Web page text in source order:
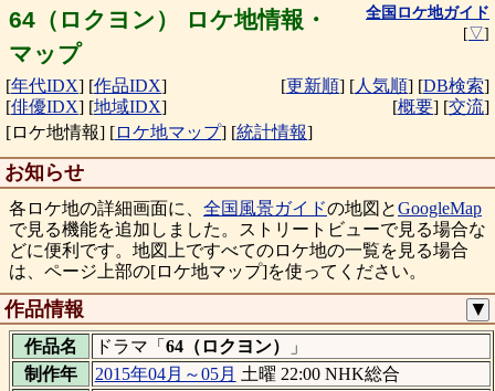
64（ロクヨン） ロケ地情報・
マップ
全国ロケ地ガイド
[▽]
[年代IDX] [作品IDX]
[俳優IDX] [地域IDX]
[更新順] [人気順] [DB検索]
[概要] [交流]
[ロケ地情報] [ロケ地マップ] [統計情報]
お知らせ
各ロケ地の詳細画面に、 全国風景ガイドの地図とGoogleMap
で見る機能を追加しました。ストリートビューで見る場合な
どに便利です。地図上ですべてのロケ地の一覧を見る場合
は、ページ上部の[ロケ地マップ]を使ってください。
作品情報 ▼
作品名 ドラマ「 64（ロクヨン）
」
制作年
2015年04月～05月 土曜 22:00 NHK総合